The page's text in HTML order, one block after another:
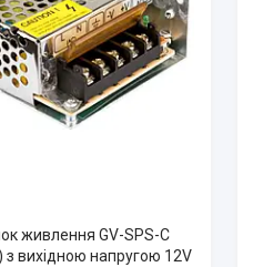
живлення GV-SPS-C
з вихідною напругою 12V